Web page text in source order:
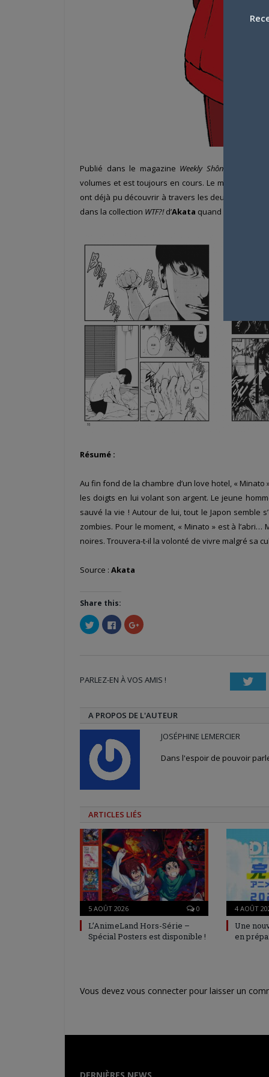
Publié dans le magazine Weekly Shônen Champion
volumes et est toujours en cours. Le manga
ont déjà pu découvrir à travers les deux titres
dans la collection WTF?!d’Akata quand le second
Résumé :
Au fin fond de la chambre d’un love hotel, «
les doigts en lui volant son argent. Le jeune
sauvé la vie ! Autour de lui, tout le Japon semble
zombies. Pour le moment, « Minato » est à
noires. Trouvera-t-il la volonté de vivre malgré sa
Source : Akata
Share this:
Cliquez
pour
partager
nouvelle
fenêtre)
Cliquez
pour
partager
nouvelle
fenêtre)
Cliquez
pour
nouvelle
PARLEZ-EN À VOS AMIS !
A PROPOS DE L'AUTEUR
JOSÉPHINE LEMERCIER
Dans l'espoir de pouvoir
ARTICLES LIÉS
5 AOÛT 2026 0
L’AnimeLand Hors-Série –
Spécial Posters est disponible !
4 AOÛT
Une
en
Vous devez vous connecter pour laisser un